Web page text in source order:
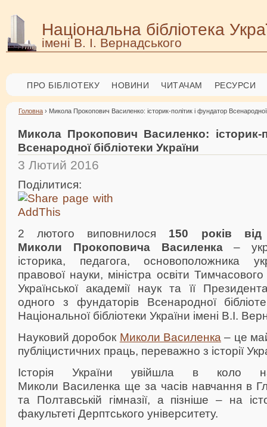
Національна бібліотека
імені В. І. Вернадського
ПРО БІБЛІОТЕКУ НОВИНИ ЧИТАЧАМ РЕСУРСИ
Головна › Микола Прокопович Василенко: історик-політик і фундатор Всенародної
Микола Прокопович Василенко: історик-
Всенародної бібліотеки України
3 Лютий 2016
Поділитися:
2 лютого виповнилося 150 років
Миколи Прокоповича Василенка–
історика, педагога, основоположника
правової науки, міністра освіти
Української академії наук та її
одного з фундаторів Всенародної
Національної бібліотеки України імені В.І.
Науковий доробок Миколи Василенка – це
публіцистичних праць, переважно з історії
Історія України увійшла в коло
Миколи Василенка ще за часів навчання в
та Полтавській гімназії, а пізніше – на
факультеті Дерптського університету.